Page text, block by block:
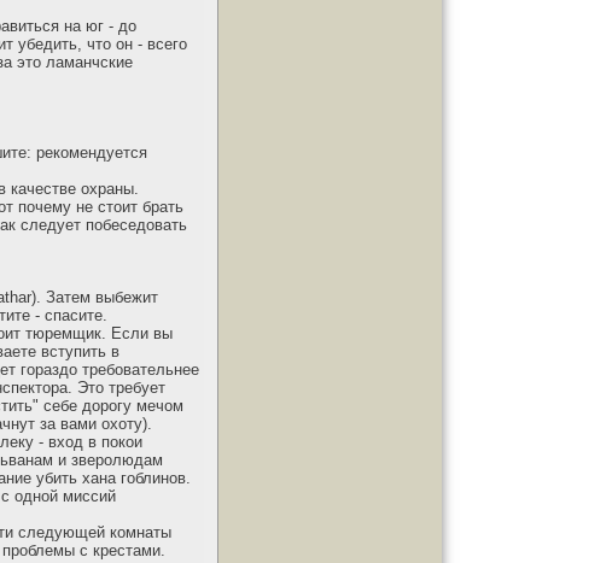
на юг - до
убедить, что он - всего
это ламанчские
рекомендуется
качестве охраны.
почему не стоит брать
следует побеседовать
Затем выбежит
- спасите.
тюремщик. Если вы
вступить в
гораздо требовательнее
Это требует
себе дорогу мечом
за вами охоту).
- вход в покои
и зверолюдам
убить хана гоблинов.
одной миссий
следующей комнаты
с крестами.